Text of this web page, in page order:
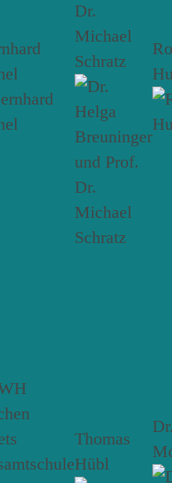
Dr.
Michael
Schratz
Thomas
Hübl